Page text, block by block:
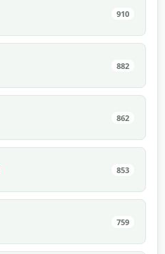
910
882
862
853
759